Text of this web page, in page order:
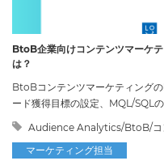
BtoB企業向けコンテンツマーケ
は？
BtoBコンテンツマーケティング
ード獲得目標の設定、MQL/SQL
す。
Audience Analytics/BtoB/コ
マーケティング担当